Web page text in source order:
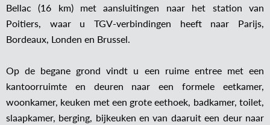
Bellac (16 km) met aansluitingen naar het station van
Poitiers, waar u TGV-verbindingen heeft naar Parijs,
Bordeaux, Londen en Brussel.
Op de begane grond vindt u een ruime entree met een
kantoorruimte en deuren naar een formele eetkamer,
woonkamer, keuken met een grote eethoek, badkamer, toilet,
slaapkamer, berging, bijkeuken en van daaruit een deur naar